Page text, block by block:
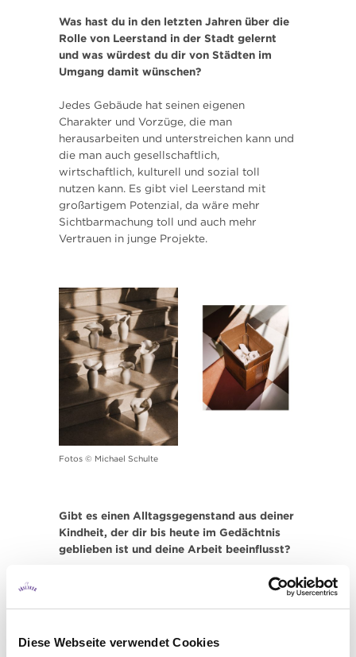
Diese Webseite verwendet Cookies
Was hast du in den letzten Jahren über die
Rolle von Leerstand in der Stadt gelernt
und was würdest du dir von Städten im
Umgang damit wünschen?
Jedes Gebäude hat seinen eigenen
Charakter und Vorzüge, die man
herausarbeiten und unterstreichen kann und
die man auch gesellschaftlich,
wirtschaftlich, kulturell und sozial toll
nutzen kann. Es gibt viel Leerstand mit
großartigem Potenzial, da wäre mehr
Sichtbarmachung toll und auch mehr
Vertrauen in junge Projekte.
Fotos © Michael Schulte
Gibt es einen Alltagsgegenstand aus deiner
Kindheit, der dir bis heute im Gedächtnis
geblieben ist und deine Arbeit beeinflusst?
Mehr als ein Gegenstand ist es vielleicht ein
Ort, der mich bis heute inspiriert und meine
kleinen See. Manchmal denke ich, dass ich